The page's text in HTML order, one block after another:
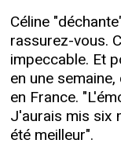
Céline
rassurez-vous.
impeccable. Et
en une
en France.
J'aurais mis six
été meilleur".